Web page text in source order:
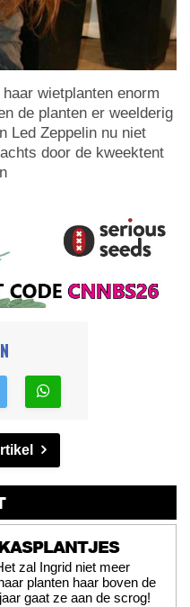
wietplanten enorm
de planten er weelderig
Led Zeppelin nu niet
door de kweektent
zal Ingrid niet meer
planten haar boven de
gaat ze aan de scrog!